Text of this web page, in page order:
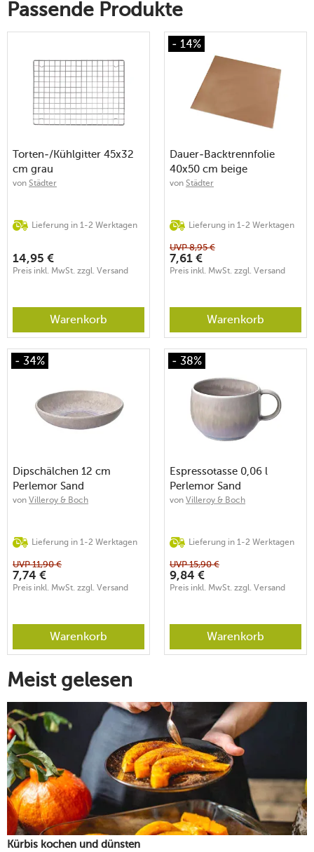
Passende Produkte
Torten-/Kühlgitter 45x32
cm grau
von Städter
Lieferung in 1-2 Werktagen
14,95 €
Preis inkl. MwSt. zzgl. Versand
Warenkorb
- 14%
Dauer-Backtrennfolie
40x50 cm beige
von Städter
Lieferung in 1-2 Werktagen
UVP8,95 €
7,61 €
Preis inkl. MwSt. zzgl. Versand
Warenkorb
- 34%
Dipschälchen 12 cm
Perlemor Sand
von Villeroy & Boch
Lieferung in 1-2 Werktagen
UVP11,90 €
7,74 €
Preis inkl. MwSt. zzgl. Versand
Warenkorb
- 38%
Espressotasse 0,06 l
Perlemor Sand
von Villeroy & Boch
Lieferung in 1-2 Werktagen
UVP15,90 €
9,84 €
Preis inkl. MwSt. zzgl. Versand
Warenkorb
Meist gelesen
Kürbis kochen und dünsten